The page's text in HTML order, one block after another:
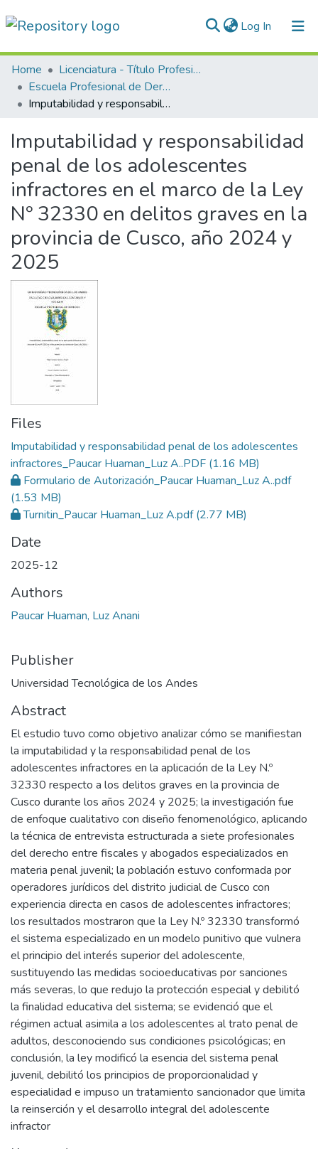
Log In (current)
Communities & Collections
All of DSpace
Normativas
Home
Licenciatura - Título Profesional
Escuela Profesional de Derecho
Imputabilidad y responsabilidad penal de los adolescentes infractores en el marco de la Ley Nº 32330 en delitos graves en la provincia de Cusco, año 2024 y 2025
Imputabilidad y responsabilidad
penal de los adolescentes
infractores en el marco de la Ley
Nº 32330 en delitos graves en la
provincia de Cusco, año 2024 y
2025
Files
Imputabilidad y responsabilidad penal de los adolescentes
infractores_Paucar Huaman_Luz A..PDF (1.16 MB)
Formulario de Autorización_Paucar Huaman_Luz A..pdf
(1.53 MB)
Turnitin_Paucar Huaman_Luz A.pdf(2.77 MB)
Date
2025-12
Authors
Paucar Huaman, Luz Anani
Publisher
Universidad Tecnológica de los Andes
Abstract
El estudio tuvo como objetivo analizar cómo se manifiestan
la imputabilidad y la responsabilidad penal de los
adolescentes infractores en la aplicación de la Ley N.º
32330 respecto a los delitos graves en la provincia de
Cusco durante los años 2024 y 2025; la investigación fue
de enfoque cualitativo con diseño fenomenológico, aplicando
la técnica de entrevista estructurada a siete profesionales
del derecho entre fiscales y abogados especializados en
materia penal juvenil; la población estuvo conformada por
operadores jurídicos del distrito judicial de Cusco con
experiencia directa en casos de adolescentes infractores;
los resultados mostraron que la Ley N.º 32330 transformó
el sistema especializado en un modelo punitivo que vulnera
el principio del interés superior del adolescente,
sustituyendo las medidas socioeducativas por sanciones
más severas, lo que redujo la protección especial y debilitó
la finalidad educativa del sistema; se evidenció que el
régimen actual asimila a los adolescentes al trato penal de
adultos, desconociendo sus condiciones psicológicas; en
conclusión, la ley modificó la esencia del sistema penal
juvenil, debilitó los principios de proporcionalidad y
especialidad e impuso un tratamiento sancionador que limita
la reinserción y el desarrollo integral del adolescente
infractor